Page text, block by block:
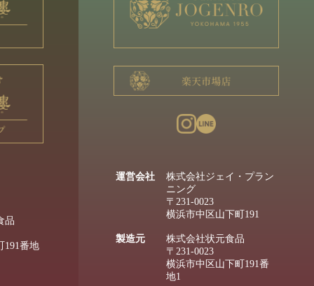
品
191番地
運営会社
株式会社ジェイ・プラン
ニング
〒231-0023
横浜市中区山下町191
製造元
株式会社状元食品
〒231-0023
横浜市中区山下町191番
地1